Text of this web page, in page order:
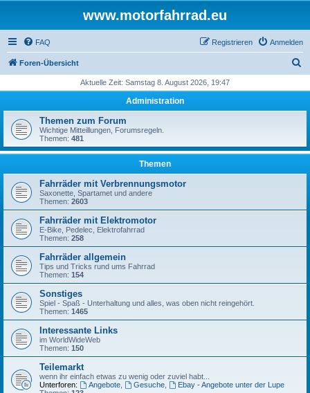
www.motorfahrrad.eu
FAQ Anmelden
Registrieren
Foren-Übersicht
h
Aktuelle Zeit: Samstag 8. August 2026, 19:47
Administration
Themen zum Forum
Wichtige Mitteillungen, Forumsregeln.
Themen: 481
Themen
Fahrräder mit Verbrennungsmotor
Saxonette, Spartamet und andere
Themen: 2603
Fahrräder mit Elektromotor
E-Bike, Pedelec, Elektrofahrrad
Themen: 258
Fahrräder allgemein
Tips und Tricks rund ums Fahrrad
Themen: 154
Sonstiges
Spiel - Spaß - Unterhaltung und alles, was oben nicht reingehört.
Themen: 1465
Interessante Links
im WorldWideWeb
Themen: 150
Teilemarkt
wenn ihr einfach etwas zu wenig oder zuviel habt...
Unterforen:
Angebote, Gesuche,
Ebay - Angebote unter der Lupe